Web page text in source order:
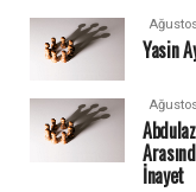
Yasin
İnayet